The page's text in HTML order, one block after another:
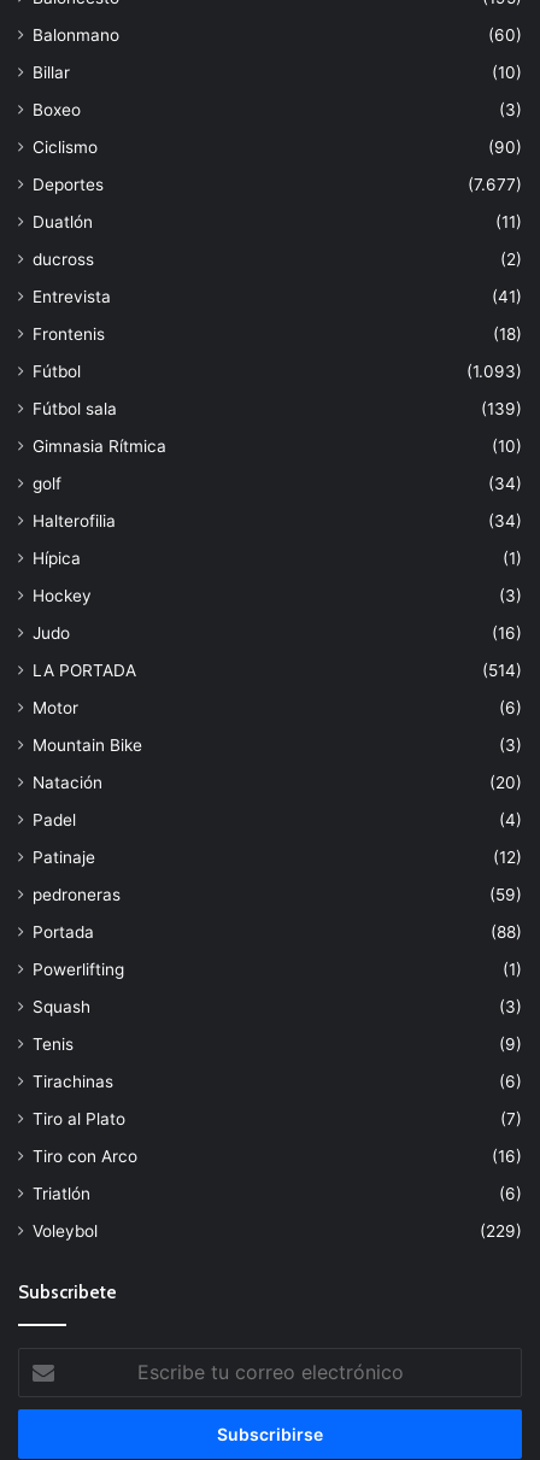
Balonmano
(60)
Billar
(10)
Boxeo
(3)
Ciclismo
(90)
Deportes
(7.677)
Duatlón
(11)
ducross
(2)
Entrevista
(41)
Frontenis
(18)
Fútbol
(1.093)
Fútbol sala
(139)
Gimnasia Rítmica
(10)
golf
(34)
Halterofilia
(34)
Hípica
(1)
Hockey
(3)
Judo
(16)
LA PORTADA
(514)
Motor
(6)
Mountain Bike
(3)
Natación
(20)
Padel
(4)
Patinaje
(12)
pedroneras
(59)
Portada
(88)
Powerlifting
(1)
Squash
(3)
Tenis
(9)
Tirachinas
(6)
Tiro al Plato
(7)
Tiro con Arco
(16)
Triatlón
(6)
Voleybol
(229)
Subscribete
tu
correo